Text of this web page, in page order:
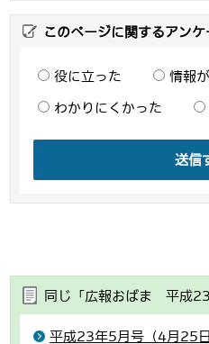
このページに関するアンケ
役に立った 情報
わかりにくかった
送信
同じ「広報おばま 平成
平成23年5月号（4月25日